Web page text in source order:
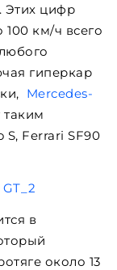
Этих цифр
100 км/ч всего
гиперкар
Mercedes-
таким
S, Ferrari SF90
в
около 13